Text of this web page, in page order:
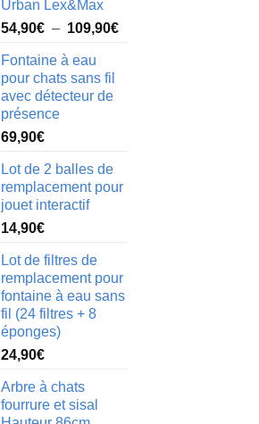
139,90€
Urban Lex&Max
54,90€ – 109,90€Plage
Fontaine à eau
pour chats sans fil
avec détecteur de
présence
69,90€
Lot de 2 balles de
remplacement pour
jouet interactif
14,90€
Lot de filtres de
remplacement pour
fontaine à eau sans
fil (24 filtres + 8
éponges)
24,90€
Arbre à chats
fourrure et sisal